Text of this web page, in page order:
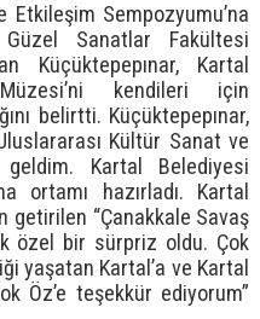
Sempozyumu’na
Sanatlar Fakültesi
Küçüktepepınar, Kartal
kendileri için
belirtti. Küçüktepepınar,
Kültür Sanat ve
Kartal Belediyesi
ortamı hazırladı. Kartal
getirilen “Çanakkale Savaş
özel bir sürpriz oldu. Çok
yaşatan Kartal’a ve Kartal
Öz’e teşekkür ediyorum”